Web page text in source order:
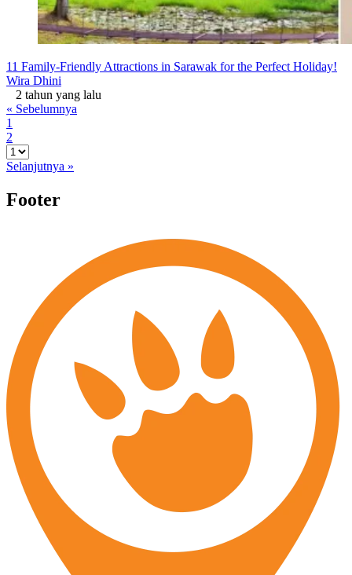
11 Family-Friendly Attractions in Sarawak for the Perfect Holiday!
Wira Dhini
2 tahun yang lalu
« Sebelumnya
1
2
Selanjutnya »
Footer